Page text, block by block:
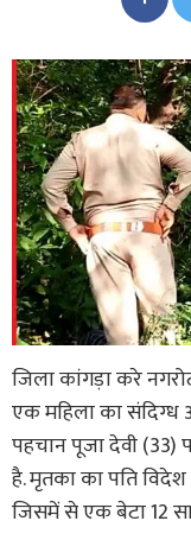
जिला कांगड़ा करे
एक महिला का संदिग्ध
पहचान पूजा देवी (33)
है. मृतका का पति
जिसमें से एक बेटा 12